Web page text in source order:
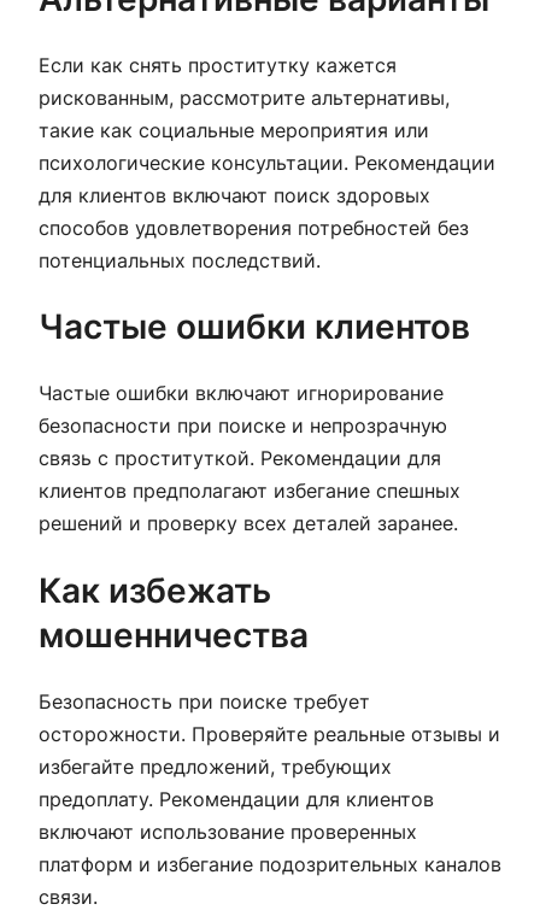
Если как снять проститутку кажется
рискованным, рассмотрите альтернативы,
такие как социальные мероприятия или
психологические консультации. Рекомендации
для клиентов включают поиск здоровых
способов удовлетворения потребностей без
потенциальных последствий.
Частые ошибки клиентов
Частые ошибки включают игнорирование
безопасности при поиске и непрозрачную
связь с проституткой. Рекомендации для
клиентов предполагают избегание спешных
решений и проверку всех деталей заранее.
Как избежать
мошенничества
Безопасность при поиске требует
осторожности. Проверяйте реальные отзывы и
избегайте предложений, требующих
предоплату. Рекомендации для клиентов
включают использование проверенных
платформ и избегание подозрительных каналов
связи.